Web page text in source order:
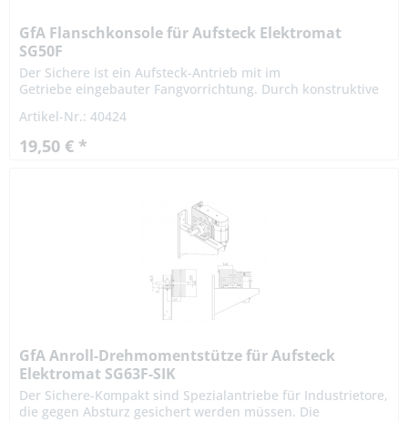
GfA Flanschkonsole für Aufsteck Elektromat
SG50F
Der Sichere ist ein Aufsteck-Antrieb mit im
Getriebe eingebauter Fangvorrichtung. Durch konstruktive
belastungs- und...
Artikel-Nr.: 40424
19,50 € *
GfA Anroll-Drehmomentstütze für Aufsteck
Elektromat SG63F-SIK
Der Sichere-Kompakt sind Spezialantriebe für Industrietore,
die gegen Absturz gesichert werden müssen. Die